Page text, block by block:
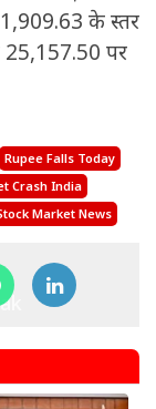
के स्तर
पर
Rupee Falls Today
Crash India
Market News